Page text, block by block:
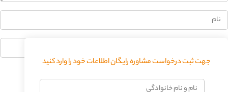
جهت ثبت درخواست مشاوره رایگان اطلاعات خود را وارد کنید
نام